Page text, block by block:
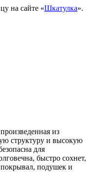
на сайте «Шкатулка».
из
структуру и высокую
для
быстро сохнет,
подушек и